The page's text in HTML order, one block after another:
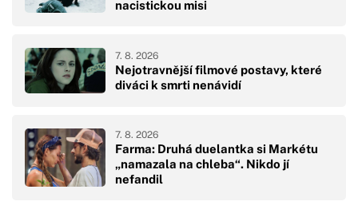
nacistickou misi
Nejotravnější filmové postavy, které
diváci k smrti nenávidí
7. 8. 2026
Farma: Druhá duelantka si Markétu
„namazala na chleba“. Nikdo jí
nefandil
7. 8. 2026